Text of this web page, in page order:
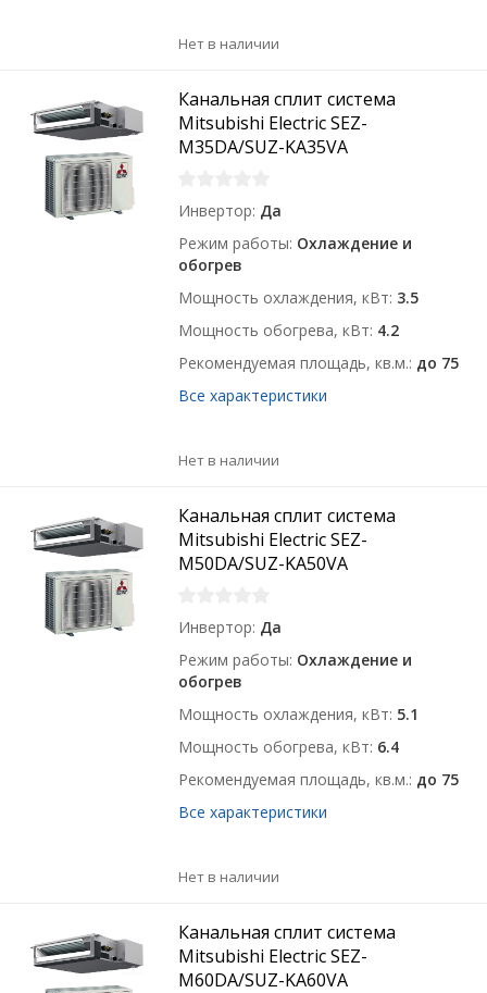
Нет в наличии
Канальная сплит система
Mitsubishi Electric SEZ-
M35DA/SUZ-KA35VA
Инвертор Да
Режим работы Охлаждение и
обогрев
Мощность охлаждения, кВт 3.5
Мощность обогрева, кВт 4.2
Рекомендуемая площадь, кв.м. до 75
Все характеристики
Нет в наличии
Канальная сплит система
Mitsubishi Electric SEZ-
M50DA/SUZ-KA50VA
Инвертор Да
Режим работы Охлаждение и
обогрев
Мощность охлаждения, кВт 5.1
Мощность обогрева, кВт 6.4
Рекомендуемая площадь, кв.м. до 75
Все характеристики
Нет в наличии
Канальная сплит система
Mitsubishi Electric SEZ-
M60DA/SUZ-KA60VA